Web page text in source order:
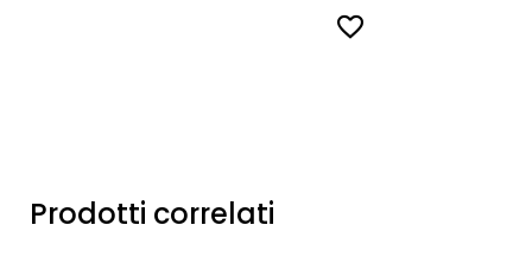
Prodotti correlati